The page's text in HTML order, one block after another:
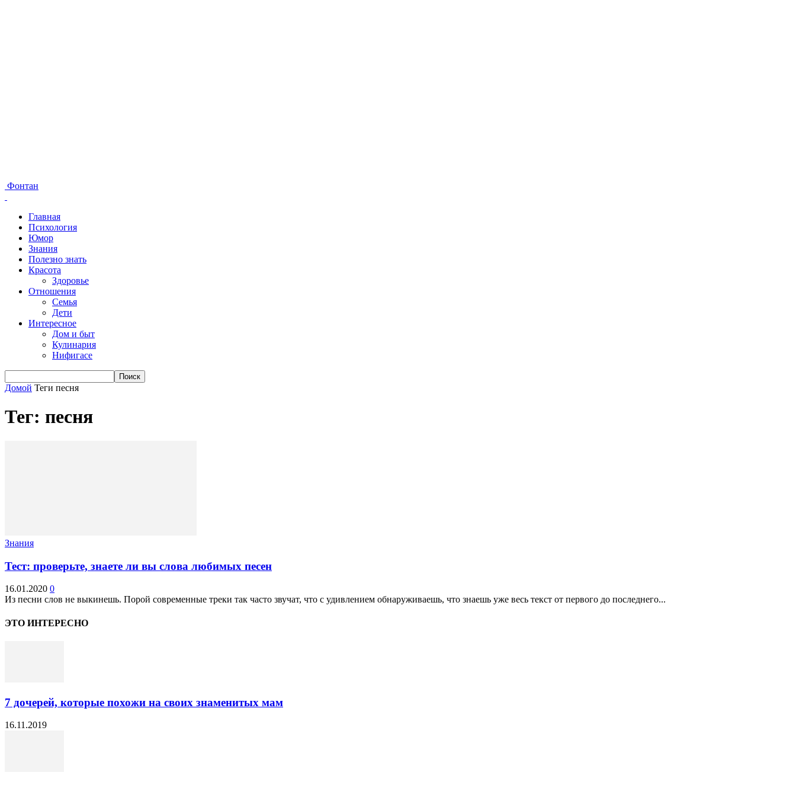
Фонтан
Главная
Психология
Юмор
Знания
Полезно знать
Красота
Здоровье
Отношения
Семья
Дети
Интересное
Дом и быт
Кулинария
Нифигасе
Домой Теги песня
Тег: песня
Знания
Тест: проверьте, знаете ли вы слова любимых песен
16.01.2020 0
Из песни слов не выкинешь. Порой современные треки так часто звучат, что с удивлением обнаруживаешь, что знаешь уже весь текст от первого до последнего...
ЭТО ИНТЕРЕСНО
7 дочерей, которые похожи на своих знаменитых мам
16.11.2019